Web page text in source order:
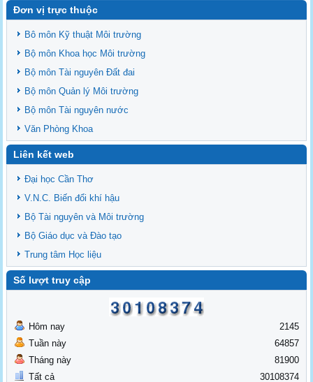
Đơn vị trực thuộc
Bô môn Kỹ thuật Môi trường
Bộ môn Khoa học Môi trường
Bộ môn Tài nguyên Đất đai
Bộ môn Quản lý Môi trường
Bộ môn Tài nguyên nước
Văn Phòng Khoa
Liên kết web
Đại học Cần Thơ
V.N.C. Biến đổi khí hậu
Bộ Tài nguyên và Môi trường
Bộ Giáo dục và Đào tạo
Trung tâm Học liệu
Số lượt truy cập
Hôm nay
Tuần này
Tháng này
Tất cả
2145
64857
81900
30108374